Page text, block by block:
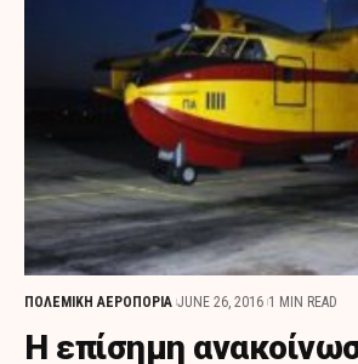
ΠΟΛΕΜΙΚΗ ΑΕΡΟΠΟΡΙΑ JUNE 26, 2016 1 MIN READ
Η επίσημη